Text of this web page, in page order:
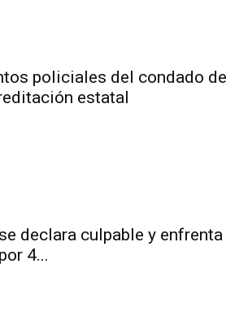
policiales del condado de
estatal
declara culpable y enfrenta
4...